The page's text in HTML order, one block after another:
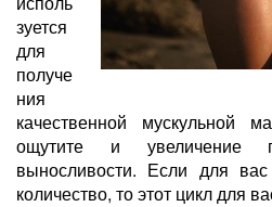
зуется
для
получе
ния
качественной мускульной
ощутите и увеличение
выносливости. Если для
количество, то этот цикл для